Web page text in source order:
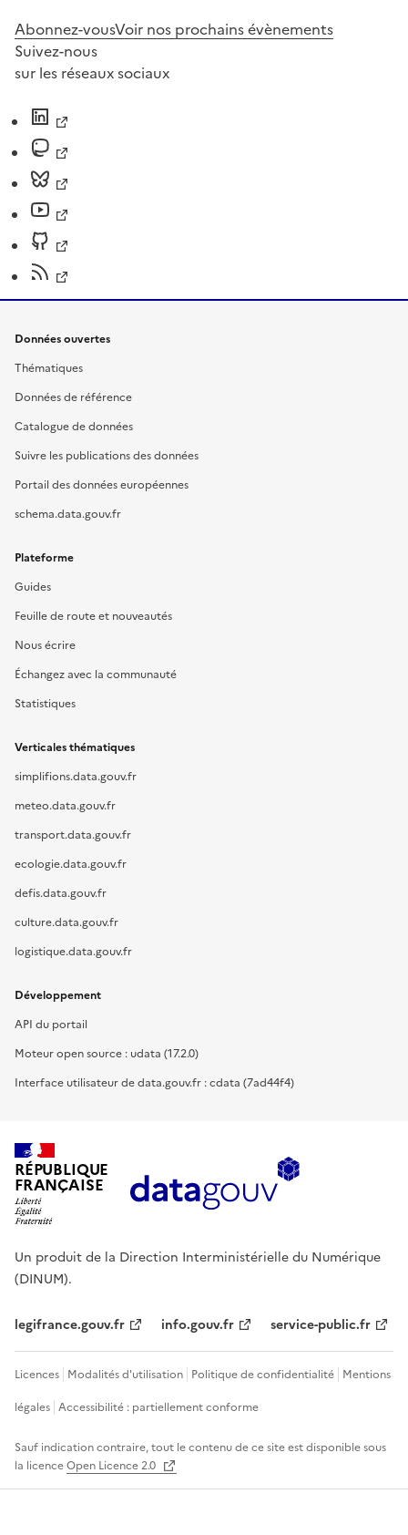
Abonnez-vousVoir nos prochains évènements
Suivez-nous
sur les réseaux sociaux
Données ouvertes
Thématiques
Données de référence
Catalogue de données
Suivre les publications des données
Portail des données européennes
schema.data.gouv.fr
Plateforme
Guides
Feuille de route et nouveautés
Nous écrire
Échangez avec la communauté
Statistiques
Verticales thématiques
simplifions.data.gouv.fr
meteo.data.gouv.fr
transport.data.gouv.fr
ecologie.data.gouv.fr
defis.data.gouv.fr
culture.data.gouv.fr
logistique.data.gouv.fr
Développement
API du portail
Moteur open source : udata (17.2.0)
Interface utilisateur de data.gouv.fr : cdata (7ad44f4)
RÉPUBLIQUE
FRANÇAISE
Un produit de la Direction Interministérielle du Numérique
(DINUM).
legifrance.gouv.fr info.gouv.fr service-public.fr
Licences Modalités d'utilisation Politique de confidentialité Mentions
légales Accessibilité : partiellement conforme
Sauf indication contraire, tout le contenu de ce site est disponible sous
la licenceOpen Licence 2.0